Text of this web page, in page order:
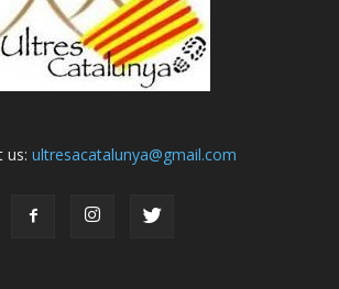
us:ultresacatalunya@gmail.com